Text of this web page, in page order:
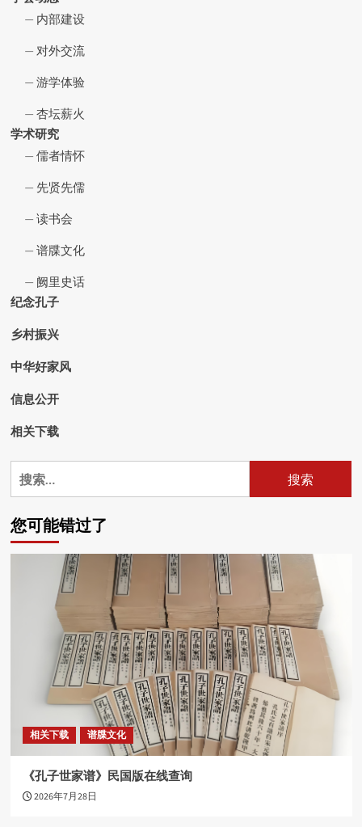
内部建设
对外交流
游学体验
杏坛薪火
学术研究
儒者情怀
先贤先儒
读书会
谱牒文化
阙里史话
纪念孔子
乡村振兴
中华好家风
信息公开
相关下载
搜
索：
您可能错过了
相关下载 谱牒文化
《孔子世家谱》民国版在线查询
2026年7月28日